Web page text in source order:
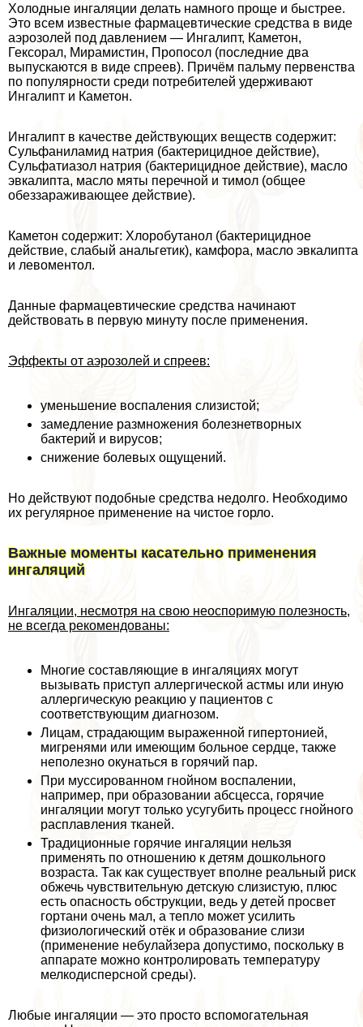
Холодные ингаляции делать намного проще и быстрее.
Это всем известные фармацевтические средства в виде
аэрозолей под давлением — Ингалипт, Каметон,
Гексорал, Мирамистин, Пропосол (последние два
выпускаются в виде спреев). Причём пальму первенства
по популярности среди потребителей удерживают
Ингалипт и Каметон.
Ингалипт в качестве действующих веществ содержит:
Сульфаниламид натрия (бактерицидное действие),
Сульфатиазол натрия (бактерицидное действие), масло
эвкалипта, масло мяты перечной и тимол (общее
обеззараживающее действие).
Каметон содержит: Хлоробутанол (бактерицидное
действие, слабый aнaльгетик), камфора, масло эвкалипта
и левоментол.
Данные фармацевтические средства начинают
действовать в первую минуту после применения.
Эффекты от аэрозолей и спреев:
уменьшение воспаления слизистой;
замедление размножения болезнетворных
бактерий и вирусов;
снижение болевых ощущений.
Но действуют подобные средства недолго. Необходимо
их регулярное применение на чистое горло.
Важные моменты касательно применения
ингаляций
Ингаляции, несмотря на свою неоспоримую полезность,
не всегда рекомендованы:
Многие составляющие в ингаляциях могут
вызывать приступ аллергической астмы или иную
аллергическую реакцию у пациентов с
соответствующим диагнозом.
Лицам, страдающим выраженной гипертонией,
мигренями или имеющим больное сердце, также
неполезно окунаться в горячий пар.
При муссированном гнойном воспалении,
например, при образовании абсцесса, горячие
ингаляции могут только усугубить процесс гнойного
расплавления тканей.
Традиционные горячие ингаляции нельзя
применять по отношению к детям дошкольного
возраста. Так как существует вполне реальный риск
обжечь чувствительную детскую слизистую, плюс
есть опасность обструкции, ведь у детей просвет
гортани очень мал, а тепло может усилить
физиологический отёк и образование слизи
(применение небулайзера допустимо, поскольку в
аппарате можно контролировать температуру
мелкодисперсной среды).
Любые ингаляции — это просто вспомогательная